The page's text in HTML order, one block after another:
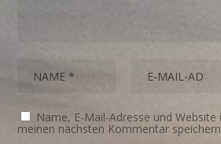
Name, E-Mail-Adresse und
meinen nächsten Kommentar